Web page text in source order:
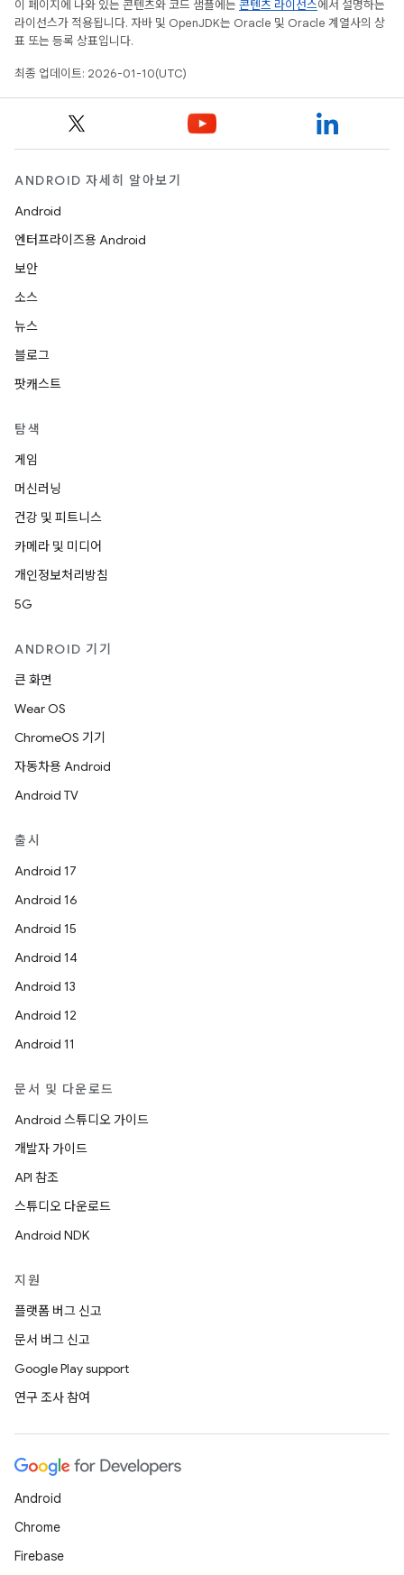
이 페이지에 나와 있는 콘텐츠와 코드 샘플에는 콘텐츠 라이선스에서 설명하는
라이선스가 적용됩니다. 자바 및 OpenJDK는 Oracle 및 Oracle 계열사의 상
표 또는 등록 상표입니다.
최종 업데이트: 2026-01-10(UTC)
ANDROID 자세히 알아보기
Android
엔터프라이즈용 Android
보안
소스
뉴스
블로그
팟캐스트
탐색
게임
머신러닝
건강 및 피트니스
카메라 및 미디어
개인정보처리방침
5G
ANDROID 기기
큰 화면
Wear OS
ChromeOS 기기
자동차용 Android
Android TV
출시
Android 17
Android 16
Android 15
Android 14
Android 13
Android 12
Android 11
문서 및 다운로드
Android 스튜디오 가이드
개발자 가이드
API 참조
스튜디오 다운로드
Android NDK
지원
플랫폼 버그 신고
문서 버그 신고
Google Play support
연구 조사 참여
Android
Chrome
Firebase